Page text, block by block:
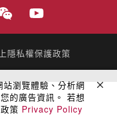
隱私權保護政策
瀏覽體驗、分析網
的廣告資訊。 若想
策 Privacy Policy